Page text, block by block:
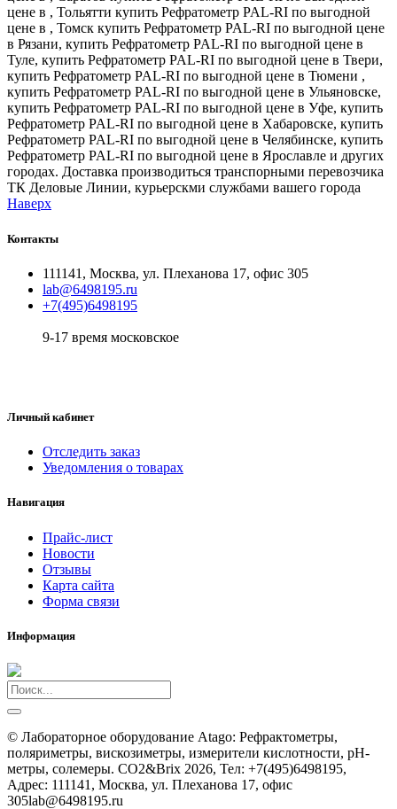
цене в , Тольятти купить Рефратометр PAL-RI по выгодной
цене в , Томск купить Рефратометр PAL-RI по выгодной цене
в Рязани, купить Рефратометр PAL-RI по выгодной цене в
Туле, купить Рефратометр PAL-RI по выгодной цене в Твери,
купить Рефратометр PAL-RI по выгодной цене в Тюмени ,
купить Рефратометр PAL-RI по выгодной цене в Ульяновске,
купить Рефратометр PAL-RI по выгодной цене в Уфе, купить
Рефратометр PAL-RI по выгодной цене в Хабаровске, купить
Рефратометр PAL-RI по выгодной цене в Челябинске, купить
Рефратометр PAL-RI по выгодной цене в Ярославле и других
городах. Доставка производиться транспорными перевозчика
ТК Деловые Линии, курьерскми службами вашего города
Наверх
Контакты
111141, Москва, ул. Плеханова 17, офис 305
lab@6498195.ru
+7(495)6498195
9-17 время московское
Личный кабинет
Отследить заказ
Уведомления о товарах
Навигация
Прайс-лист
Новости
Отзывы
Карта сайта
Форма связи
Информация
© Лабораторное оборудование Atago: Рефрактометры,
поляриметры, вискозиметры, измерители кислотности, pH-
метры, солемеры. CO2&Brix 2026, Тел: +7(495)6498195,
Адрес: 111141, Москва, ул. Плеханова 17, офис
305lab@6498195.ru